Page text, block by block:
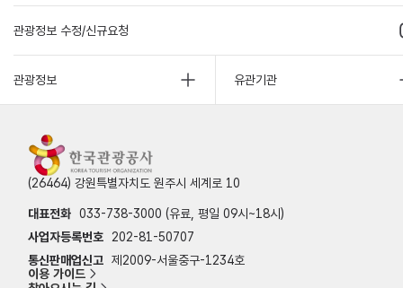
관광정보 수정/신규요청
관광정보 유관기관
(26464) 강원특별자치도 원주시 세계로 10
대표전화 033-738-3000 (유료, 평일 09시~18시)
사업자등록번호
202-81-50707
통신판매업신고 제2009-서울중구-1234호
이용 가이드